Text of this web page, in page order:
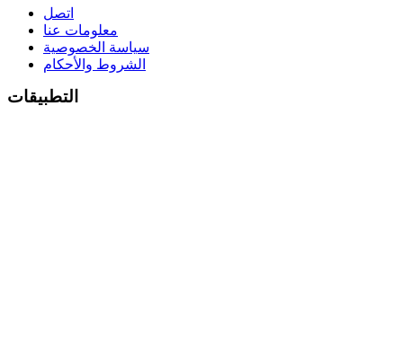
اتصل
معلومات عنا
سياسة الخصوصية
الشروط والأحكام
التطبيقات